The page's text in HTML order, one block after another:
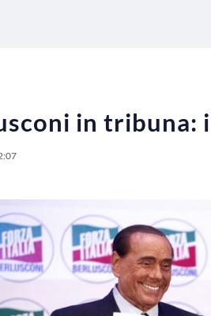
in tribuna: